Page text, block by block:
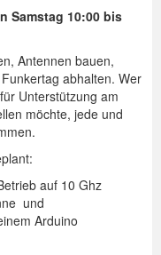
Samstag 10:00 bis
Antennen bauen,
abhalten. Wer
Unterstützung am
möchte, jede und
auf 10 Ghz
und
Arduino